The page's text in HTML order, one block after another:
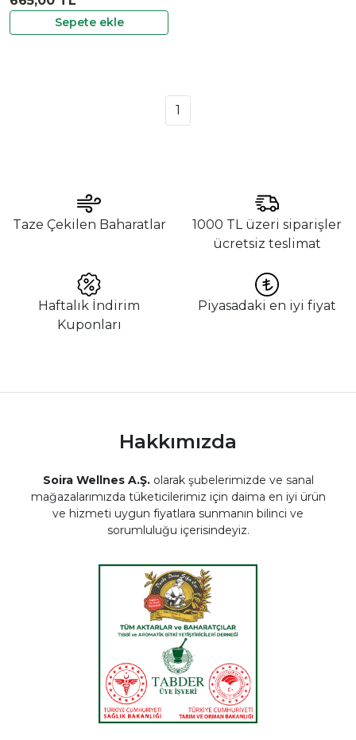
Sepete ekle
1
Taze Çekilen Baharatlar
1000 TL üzeri siparişler
ücretsiz teslimat
Haftalık İndirim
Kuponları
Piyasadaki en iyi fiyat
Hakkımızda
Soira Wellnes A.Ş.olarak şubelerimizde ve sanal
mağazalarımızda tüketicilerimiz için daima en iyi ürün
ve hizmeti uygun fiyatlara sunmanın bilinci ve
sorumluluğu içerisindeyiz.